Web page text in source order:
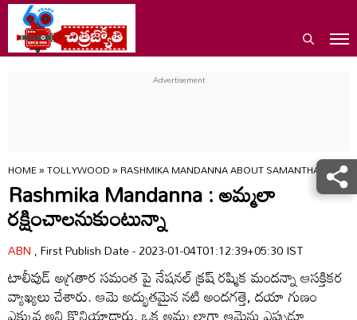
HOME»TOLLYWOOD»RASHMIKA MANDANNA ABOUT SAMANTHA
Rashmika Mandanna : అమ్మలా
రక్షించాలనుకుంటున్నా
ABN, First Publish Date - 2023-01-04T01:12:39+05:30 IST
టాలీవుడ్‌ అగ్రతార సమంత పై నేషనల్‌ క్రష్‌ రష్మిక మందన్నా ఆసక్తికర
వ్యాఖ్యలు చేశారు. ఆమె అద్భుతమైన నటి అందగత్తె, దయా గుణం